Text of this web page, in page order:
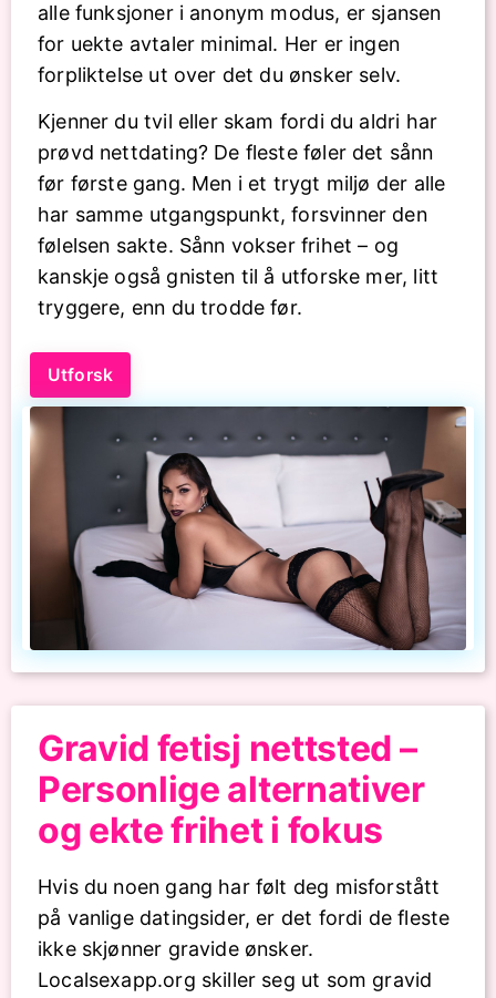
alle funksjoner i anonym modus, er sjansen
for uekte avtaler minimal. Her er ingen
forpliktelse ut over det du ønsker selv.
Kjenner du tvil eller skam fordi du aldri har
prøvd nettdating? De fleste føler det sånn
før første gang. Men i et trygt miljø der alle
har samme utgangspunkt, forsvinner den
følelsen sakte. Sånn vokser frihet – og
kanskje også gnisten til å utforske mer, litt
tryggere, enn du trodde før.
Utforsk
Gravid fetisj nettsted –
Personlige alternativer
og ekte frihet i fokus
Hvis du noen gang har følt deg misforstått
på vanlige datingsider, er det fordi de fleste
ikke skjønner gravide ønsker.
Localsexapp.org skiller seg ut som gravid